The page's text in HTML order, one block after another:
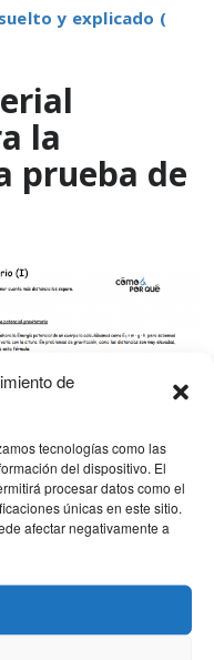
de
tecnologías como las
del dispositivo. El
procesar datos como el
únicas en este sitio.
afectar negativamente a
y explicado (
la
prueba de